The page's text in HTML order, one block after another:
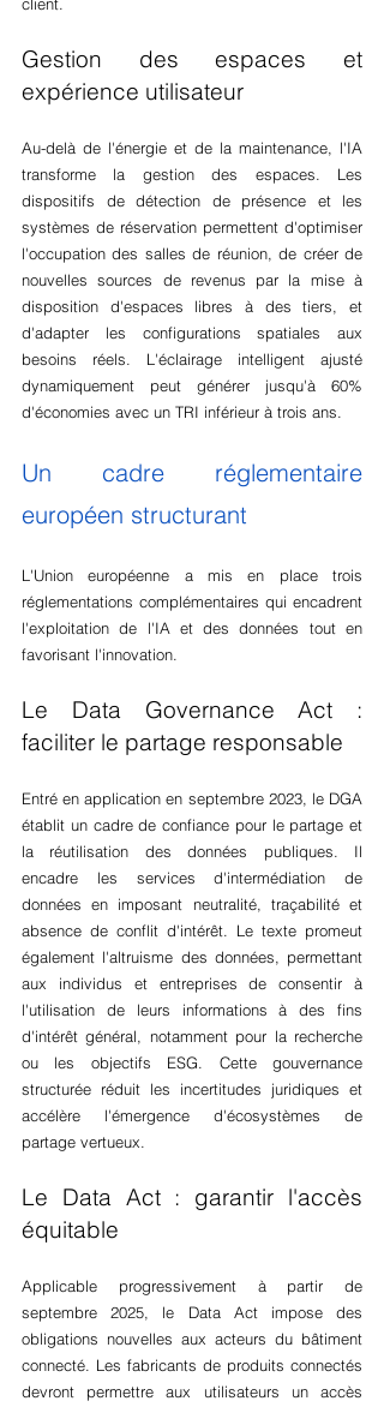
client.
Gestion des espaces et
expérience utilisateur
Au-delà de l'énergie et de la maintenance, l'IA
transforme la gestion des espaces. Les
dispositifs de détection de présence et les
systèmes de réservation permettent d'optimiser
l'occupation des salles de réunion, de créer de
nouvelles sources de revenus par la mise à
disposition d'espaces libres à des tiers, et
d'adapter les configurations spatiales aux
besoins réels. L'éclairage intelligent ajusté
dynamiquement peut générer jusqu'à 60%
d'économies avec un TRI inférieur à trois ans.
Un cadre réglementaire
européen structurant
L'Union européenne a mis en place trois
réglementations complémentaires qui encadrent
l'exploitation de l'IA et des données tout en
favorisant l'innovation.
Le Data Governance Act :
faciliter le partage responsable
Entré en application en septembre 2023, le DGA
établit un cadre de confiance pour le partage et
la réutilisation des données publiques. Il
encadre les services d'intermédiation de
données en imposant neutralité, traçabilité et
absence de conflit d'intérêt. Le texte promeut
également l'altruisme des données, permettant
aux individus et entreprises de consentir à
l'utilisation de leurs informations à des fins
d'intérêt général, notamment pour la recherche
ou les objectifs ESG. Cette gouvernance
structurée réduit les incertitudes juridiques et
accélère l'émergence d'écosystèmes de
partage vertueux.
Le Data Act : garantir l'accès
équitable
Applicable progressivement à partir de
septembre 2025, le Data Act impose des
obligations nouvelles aux acteurs du bâtiment
connecté. Les fabricants de produits connectés
devront permettre aux utilisateurs un accès